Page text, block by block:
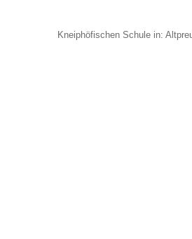
Kneiphöfischen Schule in: